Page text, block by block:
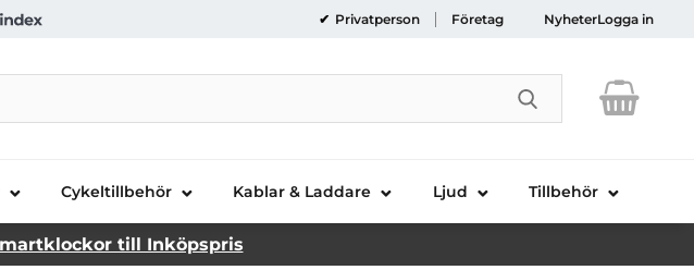
Privatperson Företag NyheterLogga in
Genomför
Cykeltillbehör Kablar & Laddare Ljud Tillbehör
till Inköpspris